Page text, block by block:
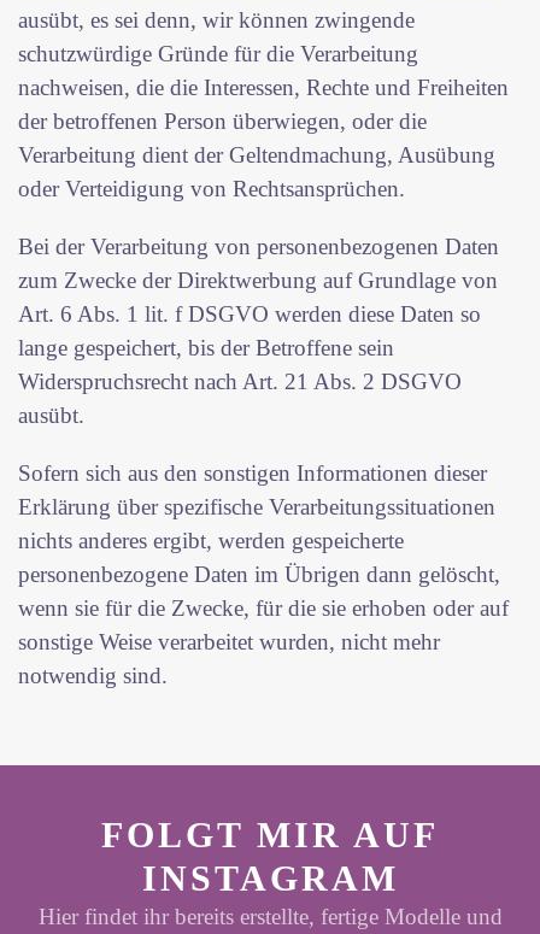
ausübt, es sei denn, wir können zwingende
schutzwürdige Gründe für die Verarbeitung
nachweisen, die die Interessen, Rechte und Freiheiten
der betroffenen Person überwiegen, oder die
Verarbeitung dient der Geltendmachung, Ausübung
oder Verteidigung von Rechtsansprüchen.
Bei der Verarbeitung von personenbezogenen Daten
zum Zwecke der Direktwerbung auf Grundlage von
Art. 6 Abs. 1 lit. f DSGVO werden diese Daten so
lange gespeichert, bis der Betroffene sein
Widerspruchsrecht nach Art. 21 Abs. 2 DSGVO
ausübt.
Sofern sich aus den sonstigen Informationen dieser
Erklärung über spezifische Verarbeitungssituationen
nichts anderes ergibt, werden gespeicherte
personenbezogene Daten im Übrigen dann gelöscht,
wenn sie für die Zwecke, für die sie erhoben oder auf
sonstige Weise verarbeitet wurden, nicht mehr
notwendig sind.
FOLGT MIR AUF
INSTAGRAM
Hier findet ihr bereits erstellte, fertige Modelle und